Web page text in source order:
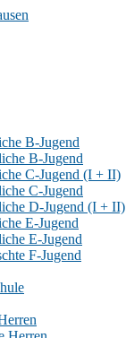
B-Jugend
B-Jugend
C-Jugend (I + II)
C-Jugend
D-Jugend (I + II)
E-Jugend
E-Jugend
F-Jugend